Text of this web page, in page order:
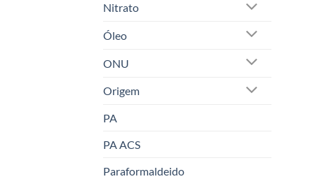
Nitrato
Óleo
ONU
Origem
PA
PA ACS
Paraformaldeido